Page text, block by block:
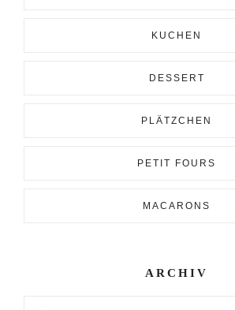
KUCHEN
DESSERT
PLÄTZCHEN
PETIT FOURS
MACARONS
ARCHIV